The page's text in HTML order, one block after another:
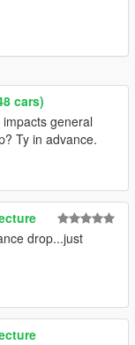
cars)
general
Ty in advance.
drop...just